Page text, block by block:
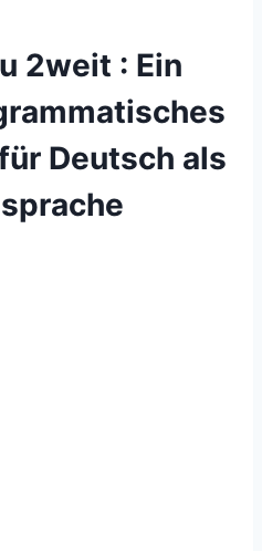
2weit : Ein
Deutsch als